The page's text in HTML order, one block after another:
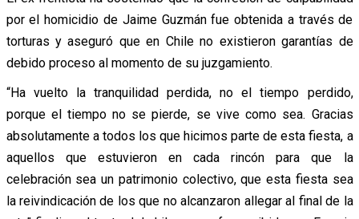
por el homicidio de Jaime Guzmán fue obtenida a través de
torturas y aseguró que en Chile no existieron garantías de
debido proceso al momento de su juzgamiento.
“Ha vuelto la tranquilidad perdida, no el tiempo perdido,
porque el tiempo no se pierde, se vive como sea. Gracias
absolutamente a todos los que hicimos parte de esta fiesta, a
aquellos que estuvieron en cada rincón para que la
celebración sea un patrimonio colectivo, que esta fiesta sea
la reivindicación de los que no alcanzaron allegar al final de la